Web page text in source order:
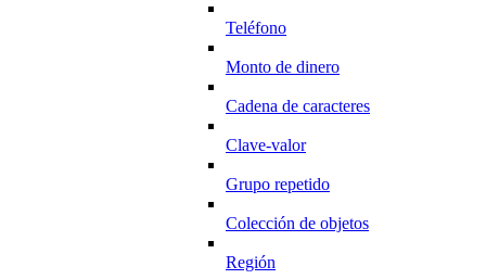
Teléfono
Monto de dinero
Cadena de caracteres
Clave-valor
Grupo repetido
Colección de objetos
Región